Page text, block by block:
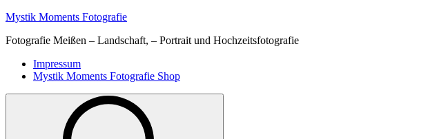
Skip
content
Mystik Moments Fotografie
Fotografie Meißen – Landschaft, – Portrait und Hochzeitsfotografie
Primary
Menu
Impressum
Mystik Moments Fotografie Shop